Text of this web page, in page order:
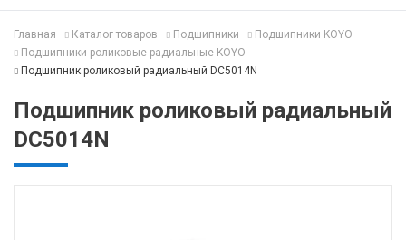
Главная Каталог товаров Подшипники
Подшипники KOYO
Подшипники роликовые радиальные KOYO
Подшипник роликовый радиальный DC5014N
Подшипник роликовый радиальный
DC5014N